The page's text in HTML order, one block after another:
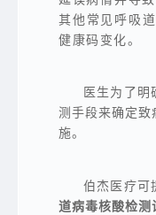
其他常见呼吸
健康码变化。
医生为了明
测手段来确定
施。
伯杰医疗可
道病毒核酸检测